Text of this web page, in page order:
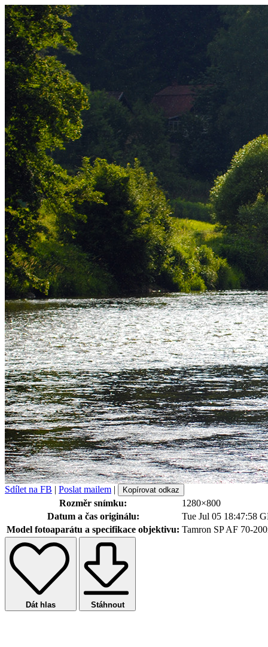
Sdílet na FB | Poslat mailem | Kopírovat odkaz
Rozměr snímku:
1280×800
Datum a čas originálu:
Tue Jul 05 18:47:58
Model fotoaparátu a specifikace objektivu: Tamron SP AF 70-
Dát hlas Stáhnout